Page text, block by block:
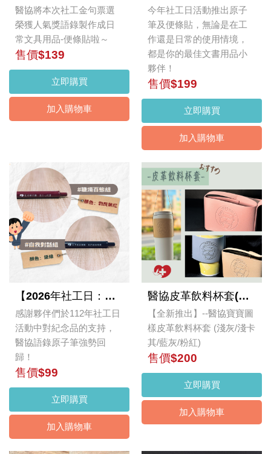
醫協將本次社工金句票選
榮獲人氣獎語錄製作成日
常文具用品-便條貼啦～
售價$139
立即購買
加入購物車
今年社工日活動推出原子
筆及便條貼，無論是在工
作還是日常的使用情境，
都是你的最佳文書用品小
夥伴！
售價$199
立即購買
加入購物車
【2026年社工日：親聲絮語：心貼心的距離✨】醫務社工語錄原子筆
感謝夥伴們於112年社工日
活動中對紀念品的支持，
醫協語錄原子筆強勢回
歸！
售價$99
立即購買
加入購物車
醫協皮革飲料杯套(單入)
【全新推出】--醫協寶寶圖
樣皮革飲料杯套 (淺灰/淺卡
其/藍灰/粉紅)
售價$200
立即購買
加入購物車